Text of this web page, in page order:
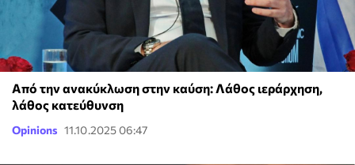
Από την ανακύκλωση στην καύση: Λάθος ιεράρχηση,
λάθος κατεύθυνση
Opinions 11.10.2025 06:47